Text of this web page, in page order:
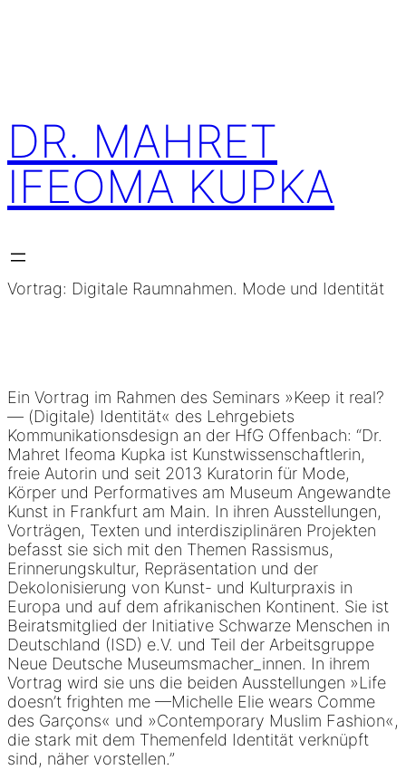
DR. MAHRET
IFEOMA KUPKA
Vortrag: Digitale Raumnahmen. Mode und Identität
Ein Vortrag im Rahmen des Seminars »Keep it real?
— (Digitale) Identität« des Lehrgebiets
Kommunikationsdesign an der HfG Offenbach: “Dr.
Mahret Ifeoma Kupka ist Kunstwissenschaftlerin,
freie Autorin und seit 2013 Kuratorin für Mode,
Körper und Performatives am Museum Angewandte
Kunst in Frankfurt am Main. In ihren Ausstellungen,
Vorträgen, Texten und interdisziplinären Projekten
befasst sie sich mit den Themen Rassismus,
Erinnerungskultur, Repräsentation und der
Dekolonisierung von Kunst- und Kulturpraxis in
Europa und auf dem afrikanischen Kontinent. Sie ist
Beiratsmitglied der Initiative Schwarze Menschen in
Deutschland (ISD) e.V. und Teil der Arbeitsgruppe
Neue Deutsche Museumsmacher_innen. In ihrem
Vortrag wird sie uns die beiden Ausstellungen »Life
doesn’t frighten me —Michelle Elie wears Comme
des Garçons« und »Contemporary Muslim Fashion«,
die stark mit dem Themenfeld Identität verknüpft
sind, näher vorstellen.”